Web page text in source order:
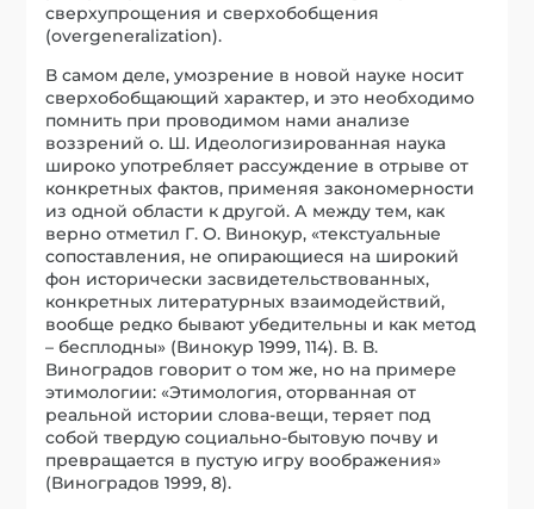
сверхупрощения и сверхобобщения
(overgeneralization).
В самом деле, умозрение в новой науке носит
сверхобобщающий характер, и это необходимо
помнить при проводимом нами анализе
воззрений о. Ш. Идеологизированная наука
широко употребляет рассуждение в отрыве от
конкретных фактов, применяя закономерности
из одной области к другой. А между тем, как
верно отметил Г. О. Винокур, «текстуальные
сопоставления, не опирающиеся на широкий
фон исторически засвидетельствованных,
конкретных литературных взаимодействий,
вообще редко бывают убедительны и как метод
– бесплодны» (Винокур 1999, 114). В. В.
Виноградов говорит о том же, но на примере
этимологии: «Этимология, оторванная от
реальной истории слова-вещи, теряет под
собой твердую социально-бытовую почву и
превращается в пустую игру воображения»
(Виноградов 1999, 8).